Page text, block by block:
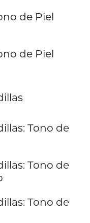
de Piel
de Piel
Tono de
Tono de
Tono de